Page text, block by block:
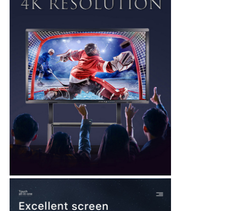
スマートなナノの黒板
会議室の相互表示
デジタル相互スマートな板
デジタル縦の表記
相互キオスクを立てる床
相互フラット パネル